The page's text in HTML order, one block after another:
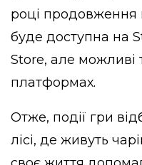
році продовження
буде доступна на
Store, але можливі
платформах.
Отже, події гри
лісі, де живуть